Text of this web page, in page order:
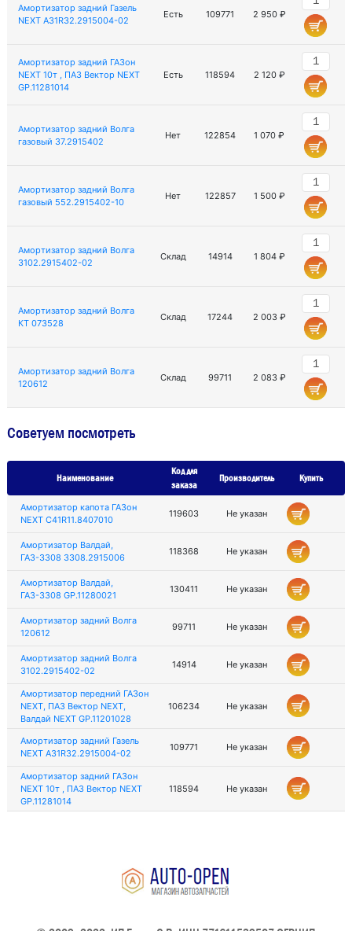
Амортизатор задний Газель
NEXT A31R32.2915004-02
Есть 109771 2 950 ₽
Амортизатор задний ГАЗон
NEXT 10т , ПАЗ Вектор NEXT
GP.11281014
Есть 118594 2 120 ₽
Амортизатор задний Волга
газовый 37.2915402
Нет 122854 1 070 ₽
Амортизатор задний Волга
газовый 552.2915402-10
Нет 122857 1 500 ₽
Амортизатор задний Волга
3102.2915402-02
Склад 14914 1 804 ₽
Амортизатор задний Волга
КТ 073528
Склад 17244 2 003 ₽
Амортизатор задний Волга
120612
Склад 99711 2 083 ₽
Советуем посмотреть
Наименование
Код для
заказа
Производитель Купить
Амортизатор капота ГАЗон
NEXT C41R11.8407010
119603 Не указан
Амортизатор Валдай,
ГАЗ-3308 3308.2915006
118368 Не указан
Амортизатор Валдай,
ГАЗ-3308 GP.11280021
130411 Не указан
Амортизатор задний Волга
120612
99711 Не указан
Амортизатор задний Волга
3102.2915402-02
14914 Не указан
Амортизатор передний ГАЗон
NEXT, ПАЗ Вектор NEXT,
Валдай NEXT GP.11201028
106234 Не указан
Амортизатор задний Газель
NEXT A31R32.2915004-02
109771 Не указан
Амортизатор задний ГАЗон
NEXT 10т , ПАЗ Вектор NEXT
GP.11281014
118594 Не указан